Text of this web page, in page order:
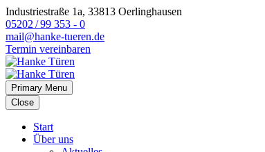
Industriestraße 1a, 33813 Oerlinghausen
05202 / 99 353 - 0
mail@hanke-tueren.de
Termin vereinbaren
Primary Menu
Close
Start
Über uns